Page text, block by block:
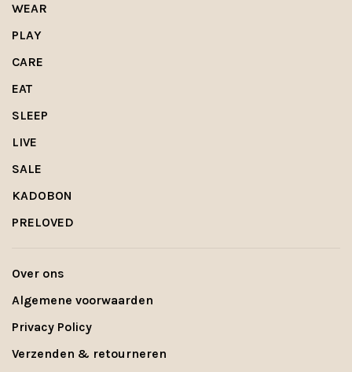
WEAR
PLAY
CARE
EAT
SLEEP
LIVE
SALE
KADOBON
PRELOVED
Over ons
Algemene voorwaarden
Privacy Policy
Verzenden & retourneren